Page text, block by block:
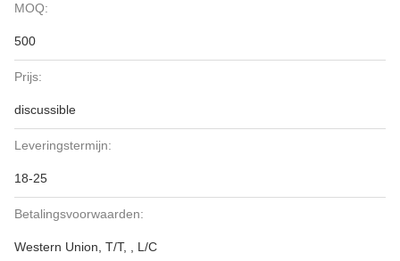
MOQ:
500
Prijs:
discussible
Leveringstermijn:
18-25
Betalingsvoorwaarden:
Western Union, T/T, , L/C